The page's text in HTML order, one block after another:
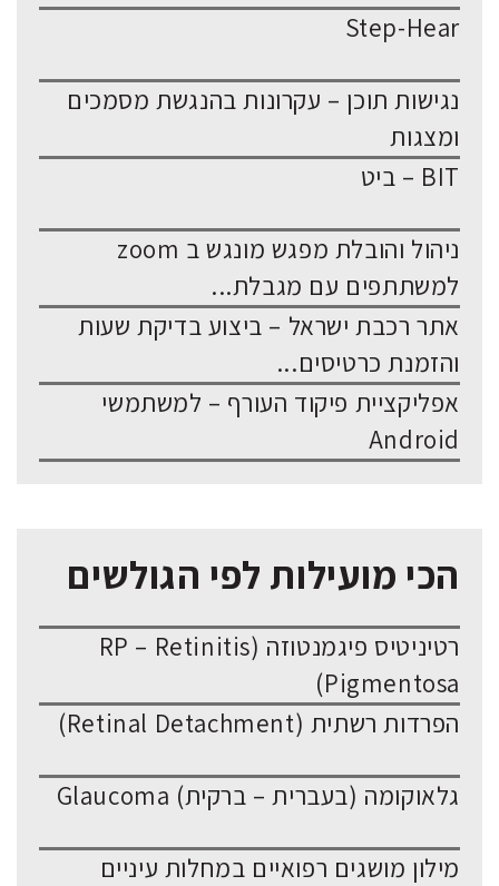
Step-Hear
נגישות תוכן – עקרונות בהנגשת מסמכים
ומצגות
BIT – ביט
ניהול והובלת מפגש מונגש ב zoom
למשתתפים עם מגבלת...
אתר רכבת ישראל – ביצוע בדיקת שעות
והזמנת כרטיסים...
אפליקציית פיקוד העורף – למשתמשי
Android
הכי מועילות לפי הגולשים
רטיניטיס פיגמנטוזה (RP – Retinitis
Pigmentosa)
הפרדות רשתית (Retinal Detachment)
גלאוקומה (בעברית – ברקית) Glaucoma
מילון מושגים רפואיים במחלות עיניים